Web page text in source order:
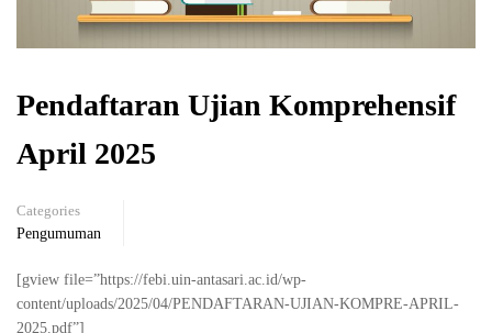
Pendaftaran Ujian Komprehensif
April 2025
Categories
Pengumuman
[gview file=”https://febi.uin-antasari.ac.id/wp-
content/uploads/2025/04/PENDAFTARAN-UJIAN-KOMPRE-APRIL-
2025.pdf”]